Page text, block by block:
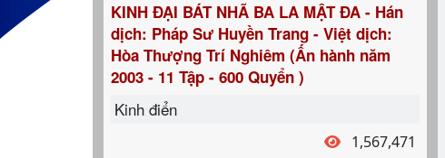
KINH ĐẠI BÁT NHÃ BA LA MẬT ĐA - Hán
dịch: Pháp Sư Huyền Trang - Việt dịch:
Hòa Thượng Trí Nghiêm (Ấn hành năm
2003 - 11 Tập - 600 Quyển )
Kinh điển
1,567,471